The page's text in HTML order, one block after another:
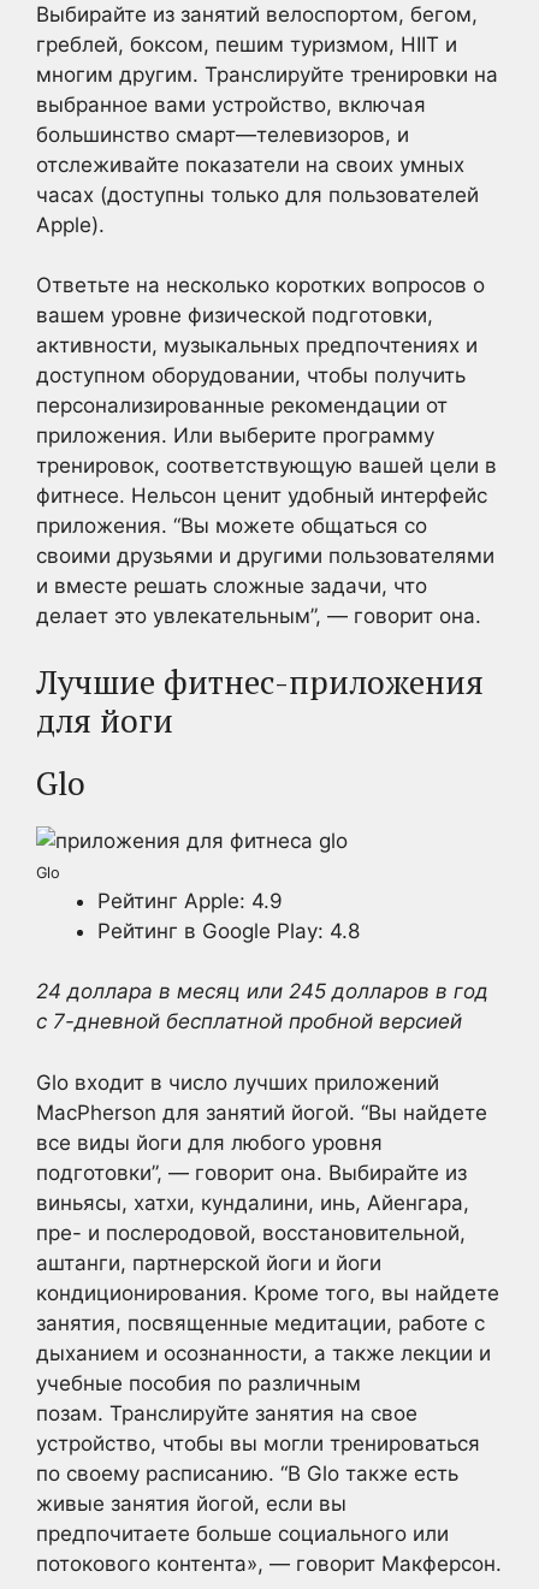
Выбирайте из занятий велоспортом, бегом,
греблей, боксом, пешим туризмом, HIIT и
многим другим. Транслируйте тренировки на
выбранное вами устройство, включая
большинство смарт—телевизоров, и
отслеживайте показатели на своих умных
часах (доступны только для пользователей
Apple).
Ответьте на несколько коротких вопросов о
вашем уровне физической подготовки,
активности, музыкальных предпочтениях и
доступном оборудовании, чтобы получить
персонализированные рекомендации от
приложения. Или выберите программу
тренировок, соответствующую вашей цели в
фитнесе. Нельсон ценит удобный интерфейс
приложения. “Вы можете общаться со
своими друзьями и другими пользователями
и вместе решать сложные задачи, что
делает это увлекательным”, — говорит она.
Лучшие фитнес-приложения
для йоги
Glo
Glo
Рейтинг Apple: 4.9
Рейтинг в Google Play: 4.8
24 доллара в месяц или 245 долларов в год
с 7-дневной бесплатной пробной версией
Glo входит в число лучших приложений
MacPherson для занятий йогой. “Вы найдете
все виды йоги для любого уровня
подготовки”, — говорит она. Выбирайте из
виньясы, хатхи, кундалини, инь, Айенгара,
пре- и послеродовой, восстановительной,
аштанги, партнерской йоги и йоги
кондиционирования. Кроме того, вы найдете
занятия, посвященные медитации, работе с
дыханием и осознанности, а также лекции и
учебные пособия по различным
позам. Транслируйте занятия на свое
устройство, чтобы вы могли тренироваться
по своему расписанию. “В Glo также есть
живые занятия йогой, если вы
предпочитаете больше социального или
потокового контента», — говорит Макферсон.